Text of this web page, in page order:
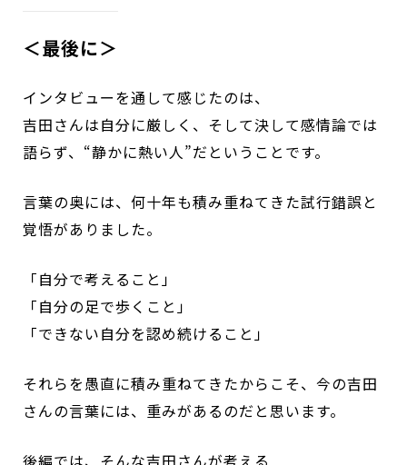
＜最後に＞
インタビューを通して感じたのは、
吉田さんは自分に厳しく、そして決して感情論では
語らず、“静かに熱い人”だということです。
言葉の奥には、何十年も積み重ねてきた試行錯誤と
覚悟がありました。
「自分で考えること」
「自分の足で歩くこと」
「できない自分を認め続けること」
それらを愚直に積み重ねてきたからこそ、今の吉田
さんの言葉には、重みがあるのだと思います。
後編では、そんな吉田さんが考える